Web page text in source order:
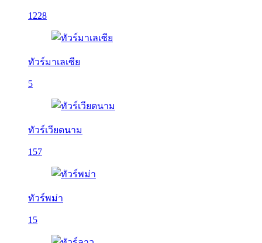
1228
ทัวร์มาเลเซีย
5
ทัวร์เวียดนาม
157
ทัวร์พม่า
15